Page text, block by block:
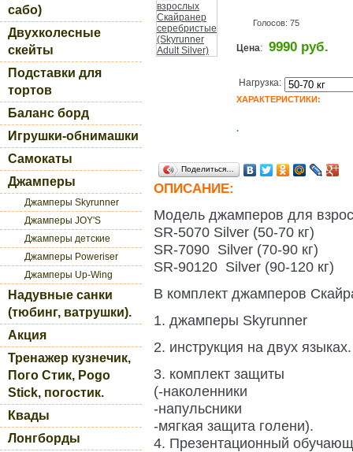
сабо)
Двухколесные
скейты
Подставки для
тортов
Баланс борд
Игрушки-обнимашки
Самокаты
Джамперы
Джамперы Skyrunner
Джамперы JOY'S
Джамперы детские
Джамперы Poweriser
Джамперы Up-Wing
Надувные санки
(тюбинг, ватрушки).
Акция
Тренажер кузнечик,
Пого Стик, Pogo
Stick, погостик.
Квады
Лонгборды
Голосов: 75
Цена: 9990 руб.
Нагрузка:
ХАРАКТЕРИСТИКИ:
.
Поделиться…
ОПИСАНИЕ:
Модель джамперов для
SR-5070 Silver (50-70 кг)
SR-7090 Silver (70-90 кг)
SR-90120 Silver (90-120 кг)
В комплект джамперов
1. джамперы Skyrunner
2. инструкция на двух языках.
3. комплект защиты
(-наколенники
-напульсники
-мягкая защита голени).
4. Презентационный